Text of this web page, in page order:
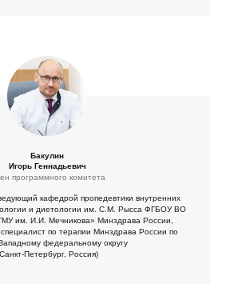
Бакулин
Игорь Геннадьевич
программного комитета
кафедрой пропедевтики внутренних
и диетологии им. С.М. Рысса ФГБОУ ВО
им. И.И. Мечникова» Минздрава России,
по терапии Минздрава России по
федеральному округу
Петербург, Россия)